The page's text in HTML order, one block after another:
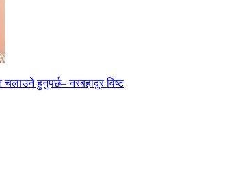
हुनुपर्छ– नरबहादुर विष्ट